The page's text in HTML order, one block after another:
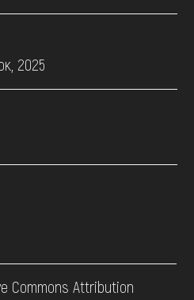
2025
Commons Attribution